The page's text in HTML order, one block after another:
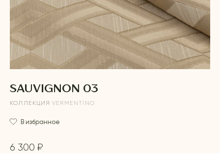
SAUVIGNON 03
КОЛЛЕКЦИЯ VERMENTINO
В избранное
6 300 ₽